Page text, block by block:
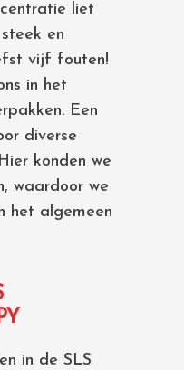
liet
en
vijf fouten!
in het
Een
diverse
konden we
waardoor we
het algemeen
in de SLS